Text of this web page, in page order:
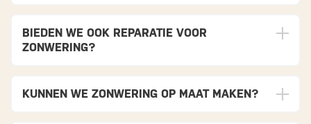
BIEDEN WE OOK REPARATIE VOOR
ZONWERING?
KUNNEN WE ZONWERING OP MAAT MAKEN?